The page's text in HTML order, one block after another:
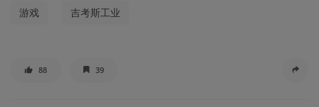
游戏 吉考斯工业
88 39